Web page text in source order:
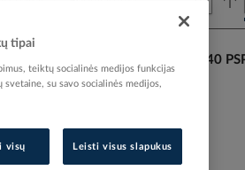
lempute 110-1000V CATIII IP40
tipai
teiktų socialinės medijos funkcijas
svetaine, su savo socialinės medijos,
visų Leisti visus slapukus